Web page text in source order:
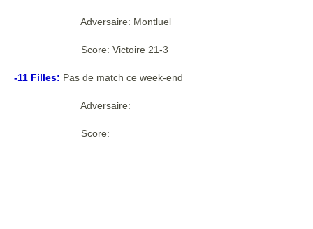
Adversaire: Montluel
Score: Victoire 21-3
-11 Filles: Pas de match ce week-end
Adversaire:
Score: